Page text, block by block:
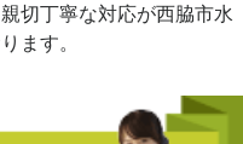
切丁寧な対応が西脇市水
ます。